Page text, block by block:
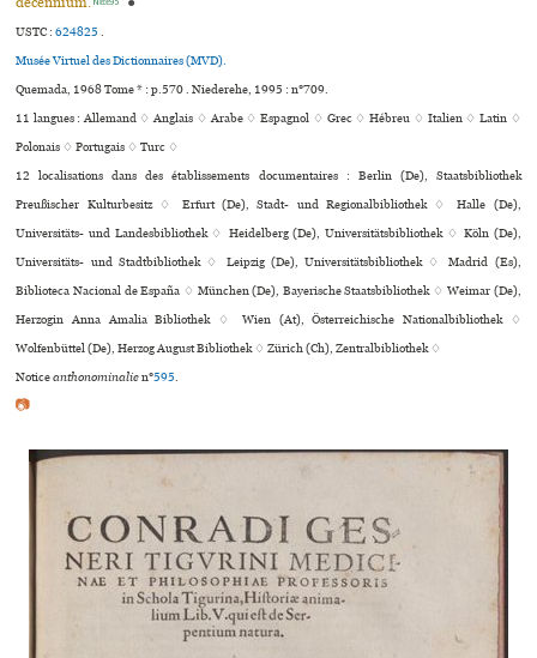
USTC :624825.
Musée Virtuel des Dictionnaires (MVD).
Quemada, 1968 Tome * : p.570 . Niederehe, 1995 : n°709.
11 langues :Allemand ♢Anglais ♢Arabe ♢Espagnol ♢ Grec ♢Hébreu ♢ Italien ♢Latin ♢
Polonais ♢Portugais ♢Turc ♢
12 localisations dans des établissements documentaires : Berlin (De), Staatsbibliothek
Preußischer Kulturbesitz ♢ Erfurt (De), Stadt- und Regionalbibliothek ♢ Halle (De),
Universitäts- und Landesbibliothek ♢ Heidelberg (De), Universitätsbibliothek ♢ Köln (De),
Universitäts- und Stadtbibliothek ♢ Leipzig (De), Universitätsbibliothek ♢ Madrid (Es),
Biblioteca Nacional de España ♢ München (De), Bayerische Staatsbibliothek ♢ Weimar (De),
Herzogin Anna Amalia Bibliothek ♢ Wien (At), Österreichische Nationalbibliothek ♢
Wolfenbüttel (De), Herzog August Bibliothek ♢ Zürich (Ch), Zentralbibliothek ♢
Noticeanthonominalien°595.
📷